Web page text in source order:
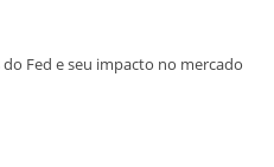
do Fed e seu impacto no mercado